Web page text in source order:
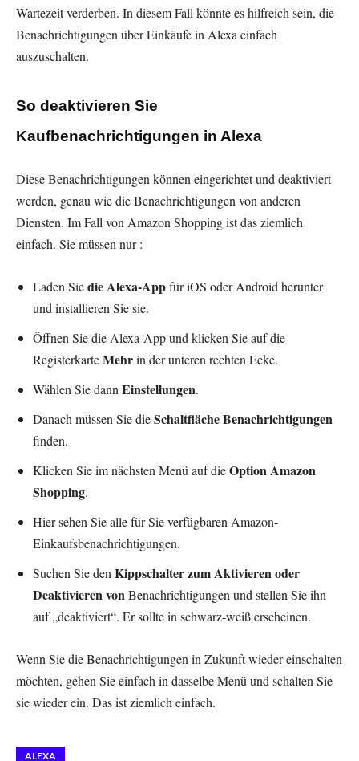
Wartezeit verderben. In diesem Fall könnte es hilfreich sein, die
Benachrichtigungen über Einkäufe in Alexa einfach
auszuschalten.
So deaktivieren Sie
Kaufbenachrichtigungen in Alexa
Diese Benachrichtigungen können eingerichtet und deaktiviert
werden, genau wie die Benachrichtigungen von anderen
Diensten. Im Fall von Amazon Shopping ist das ziemlich
einfach. Sie müssen nur :
Laden Siedie Alexa-Appfür iOS oder Android herunter
und installieren Sie sie.
Öffnen Sie die Alexa-App und klicken Sie auf die
RegisterkarteMehrin der unteren rechten Ecke.
Wählen Sie dann Einstellungen.
Danach müssen Sie dieSchaltfläche Benachrichtigungen
finden.
Klicken Sie im nächsten Menü auf dieOption Amazon
Shopping.
Hier sehen Sie alle für Sie verfügbaren Amazon-
Einkaufsbenachrichtigungen.
Suchen Sie den Kippschalter zum Aktivieren oder
Deaktivieren vonBenachrichtigungen und stellen Sie ihn
auf „deaktiviert“. Er sollte in schwarz-weiß erscheinen.
Wenn Sie die Benachrichtigungen in Zukunft wieder einschalten
möchten, gehen Sie einfach in dasselbe Menü und schalten Sie
sie wieder ein. Das ist ziemlich einfach.
ALEXA